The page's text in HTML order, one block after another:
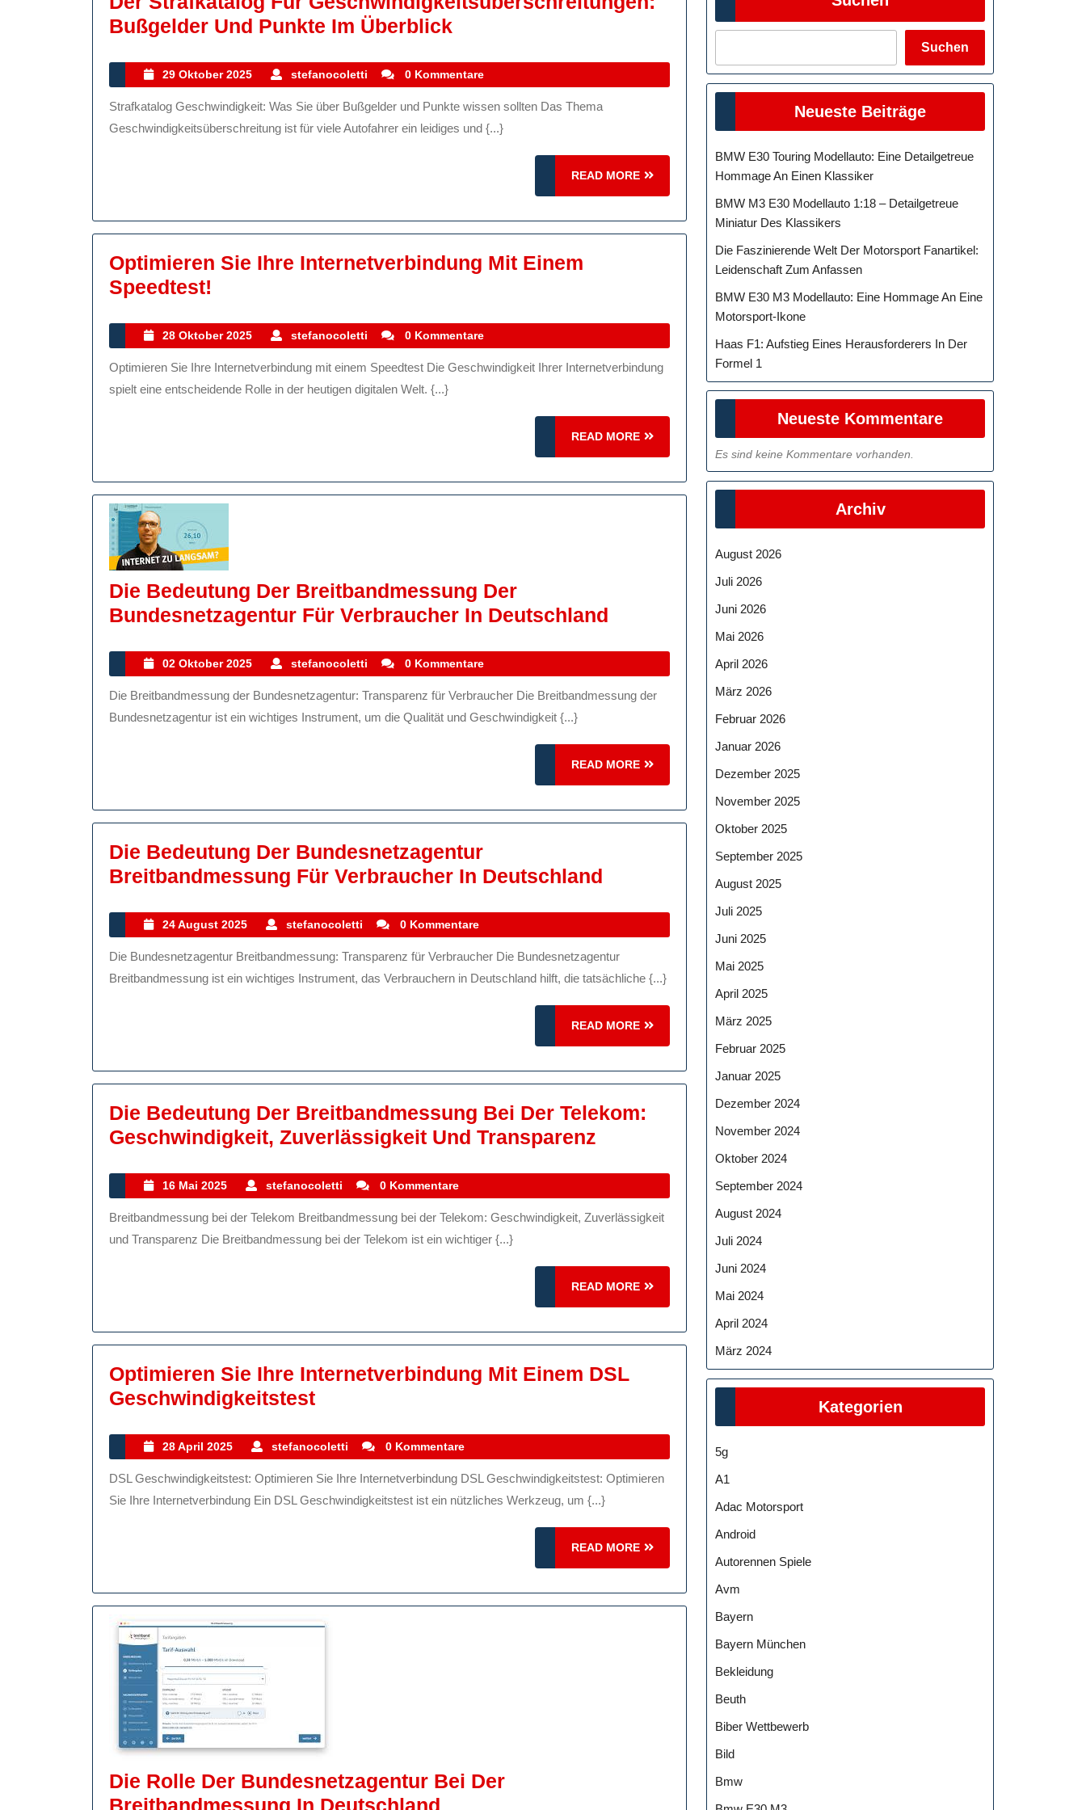
Bußgelder Und Punkte Im ÜberblickDer
Für
Geschwindigkeitsüberschreitungen:
Bußgelder
Überblick
29 Oktober 2025
29
Oktober
2025
stefanocoletti stefanocoletti
0 Kommentare
Strafkatalog Geschwindigkeit: Was Sie über Bußgelder und Punkte wissen sollten Das Thema
Geschwindigkeitsüberschreitung ist für viele Autofahrer ein leidiges und {...}
READ MORE
READ
MORE
Optimieren Sie Ihre Internetverbindung Mit Einem
Speedtest!
Ihre
Internetverbindung
Mit
28 Oktober 2025
28
Oktober
2025
stefanocoletti stefanocoletti
0 Kommentare
Optimieren Sie Ihre Internetverbindung mit einem Speedtest Die Geschwindigkeit Ihrer Internetverbindung
spielt eine entscheidende Rolle in der heutigen digitalen Welt. {...}
READ MORE
READ
MORE
Die Bedeutung Der Breitbandmessung Der
Bundesnetzagentur Für Verbraucher In Deutschland
Breitbandmessung
Für
Verbraucher
In
Deutschland
02 Oktober 2025
02
Oktober
2025
stefanocoletti stefanocoletti
0 Kommentare
Die Breitbandmessung der Bundesnetzagentur: Transparenz für Verbraucher Die Breitbandmessung der
Bundesnetzagentur ist ein wichtiges Instrument, um die Qualität und Geschwindigkeit {...}
READ MORE
READ
MORE
Die Bedeutung Der Bundesnetzagentur
Breitbandmessung Für Verbraucher In Deutschland
Bundesnetzagentur
Breitbandmessung
Verbraucher
In
Deutschland
24 August 2025
24
August
2025
stefanocoletti stefanocoletti
0 Kommentare
Die Bundesnetzagentur Breitbandmessung: Transparenz für Verbraucher Die Bundesnetzagentur
Breitbandmessung ist ein wichtiges Instrument, das Verbrauchern in Deutschland hilft, die tatsächliche {...}
READ MORE
READ
MORE
Die Bedeutung Der Breitbandmessung Bei Der Telekom:
Geschwindigkeit, Zuverlässigkeit Und Transparenz
Breitbandmessung
Telekom:
Geschwindigkeit,
Zuverlässigkeit
Transparenz
16 Mai 2025
16
Mai
2025
stefanocoletti stefanocoletti
0 Kommentare
Breitbandmessung bei der Telekom Breitbandmessung bei der Telekom: Geschwindigkeit, Zuverlässigkeit
und Transparenz Die Breitbandmessung bei der Telekom ist ein wichtiger {...}
READ MORE
READ
MORE
Optimieren Sie Ihre Internetverbindung Mit Einem DSL
GeschwindigkeitstestOptimieren
Ihre
Internetverbindung
Mit
28 April 2025
28
April
2025
stefanocoletti stefanocoletti
0 Kommentare
DSL Geschwindigkeitstest: Optimieren Sie Ihre Internetverbindung DSL Geschwindigkeitstest: Optimieren
Sie Ihre Internetverbindung Ein DSL Geschwindigkeitstest ist ein nützliches Werkzeug, um {...}
READ MORE
READ
MORE
Die Rolle Der Bundesnetzagentur Bei Der
Breitbandmessung In Deutschland
Suchen
Neueste Beiträge
BMW E30 Touring Modellauto: Eine Detailgetreue
Hommage An Einen Klassiker
BMW M3 E30 Modellauto 1:18 – Detailgetreue
Miniatur Des Klassikers
Die Faszinierende Welt Der Motorsport Fanartikel:
Leidenschaft Zum Anfassen
BMW E30 M3 Modellauto: Eine Hommage An Eine
Motorsport-Ikone
Haas F1: Aufstieg Eines Herausforderers In Der
Formel 1
Neueste Kommentare
Es sind keine Kommentare vorhanden.
Archiv
August 2026
Juli 2026
Juni 2026
Mai 2026
April 2026
März 2026
Februar 2026
Januar 2026
Dezember 2025
November 2025
Oktober 2025
September 2025
August 2025
Juli 2025
Juni 2025
Mai 2025
April 2025
März 2025
Februar 2025
Januar 2025
Dezember 2024
November 2024
Oktober 2024
September 2024
August 2024
Juli 2024
Juni 2024
Mai 2024
April 2024
März 2024
Kategorien
5g
A1
Adac Motorsport
Android
Autorennen Spiele
Avm
Bayern
Bayern München
Bekleidung
Beuth
Biber Wettbewerb
Bild
Bmw